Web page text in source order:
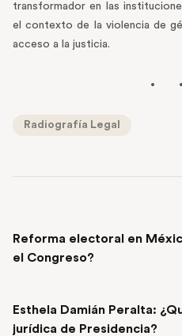
transformador en las
el contexto de la violencia de
acceso a la justicia.
Radiografía Legal
Reforma electoral en
el Congreso?
Esthela Damián Peralta:
jurídica de Presidencia?